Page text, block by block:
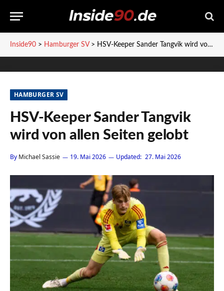
Inside90 > Hamburger SV> HSV-Keeper Sander Tangvik wird von allen Seiten gelobt
HAMBURGER SV
HSV-Keeper Sander Tangvik
wird von allen Seiten gelobt
By Michael Sassie 19. Mai 2026 Updated: 27. Mai 2026